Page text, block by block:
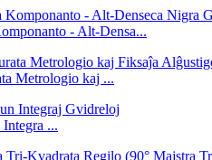
- Alt-Densa...
Metrologio kaj ...
...